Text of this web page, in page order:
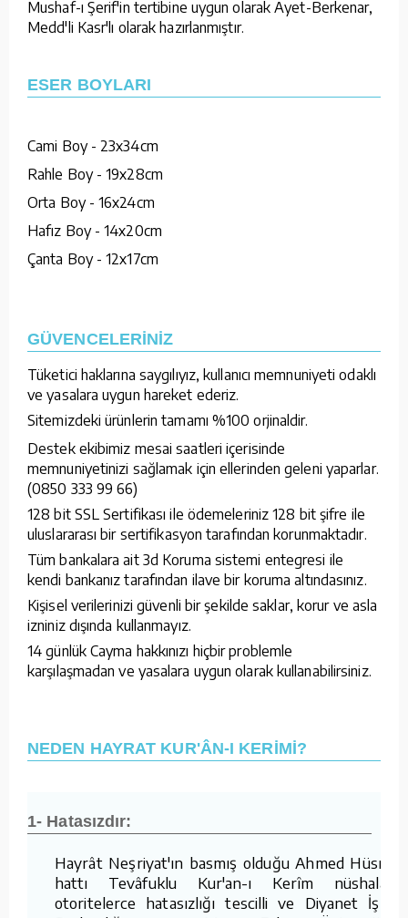
Mushaf-ı Şerif'in tertibine uygun olarak Ayet-Berkenar,
Medd'li Kasr'lı olarak hazırlanmıştır.
ESER BOYLARI
Cami Boy - 23x34cm
Rahle Boy - 19x28cm
Orta Boy - 16x24cm
Hafız Boy - 14x20cm
Çanta Boy - 12x17cm
GÜVENCELERİNİZ
Tüketici haklarına saygılıyız, kullanıcı memnuniyeti odaklı
ve yasalara uygun hareket ederiz.
Sitemizdeki ürünlerin tamamı %100 orjinaldir.
Destek ekibimiz mesai saatleri içerisinde
memnuniyetinizi sağlamak için ellerinden geleni yaparlar.
(0850 333 99 66)
128 bit SSL Sertifikası ile ödemeleriniz 128 bit şifre ile
uluslararası bir sertifikasyon tarafından korunmaktadır.
Tüm bankalara ait 3d Koruma sistemi entegresi ile
kendi bankanız tarafından ilave bir koruma altındasınız.
Kişisel verilerinizi güvenli bir şekilde saklar, korur ve asla
izniniz dışında kullanmayız.
14 günlük Cayma hakkınızı hiçbir problemle
karşılaşmadan ve yasalara uygun olarak kullanabilirsiniz.
NEDEN HAYRAT KUR'ÂN-I KERİMİ?
1- Hatasızdır:
Hayrât Neşriyat'ın basmış olduğu Ahmed Hüsrev
hattı Tevâfuklu Kur'an-ı Kerîm nüshaları,
otoritelerce hatasızlığı tescilli ve Diyanet İşleri